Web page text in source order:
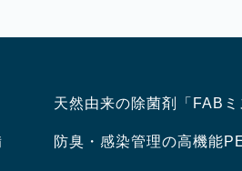
天然由来の除菌剤「FABミ
防臭・感染管理の高機能